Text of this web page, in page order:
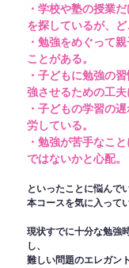
・学校や塾の授業
を探しているが、ど
・勉強をめぐって
ことがある。
・子どもに勉強の
強させるための工夫
・子どもの学習の
労している。
・勉強が苦手なこ
ではないかと心配。
といったことに悩んで
本コースを気に入って
現状すでに十分な勉強
し、
難しい問題のエレガン